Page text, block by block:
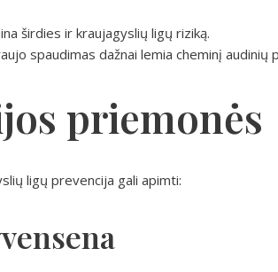
širdies ir kraujagyslių ligų riziką.
spaudimas dažnai lemia cheminį audinių
priemonės
ligų prevencija gali apimti: